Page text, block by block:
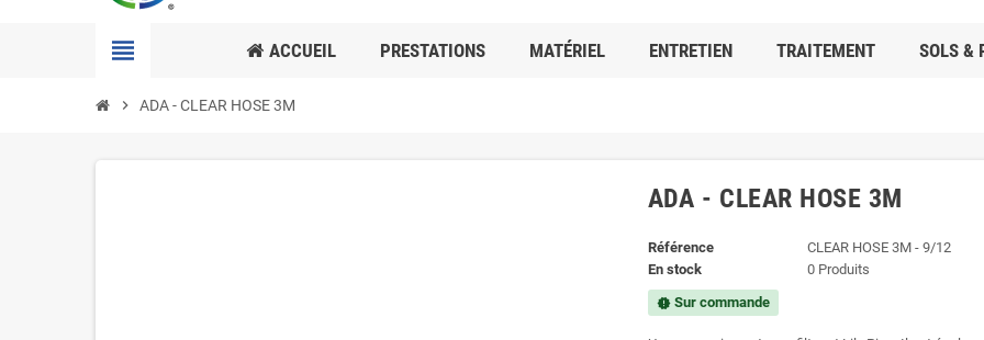
view_headline ACCUEIL PRESTATIONS MATÉRIEL ENTRETIEN TRAITEMENT SOLS &
chevron_right ADA - CLEAR HOSE 3M
ADA - CLEAR HOSE 3M
Référence
CLEAR HOSE 3M - 9/12
En stock
0 Produits
new_releasesSur commande